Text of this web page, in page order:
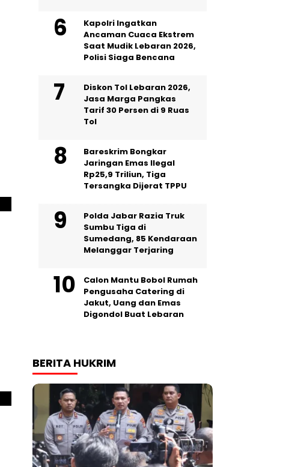
Kapolri Ingatkan
Ancaman Cuaca Ekstrem
Saat Mudik Lebaran 2026,
Polisi Siaga Bencana
Diskon Tol Lebaran 2026,
Jasa Marga Pangkas
Tarif 30 Persen di 9 Ruas
Tol
Bareskrim Bongkar
Jaringan Emas Ilegal
Rp25,9 Triliun, Tiga
Tersangka Dijerat TPPU
Polda Jabar Razia Truk
Sumbu Tiga di
Sumedang, 85 Kendaraan
Melanggar Terjaring
Calon Mantu Bobol Rumah
Pengusaha Catering di
Jakut, Uang dan Emas
Digondol Buat Lebaran
BERITA HUKRIM